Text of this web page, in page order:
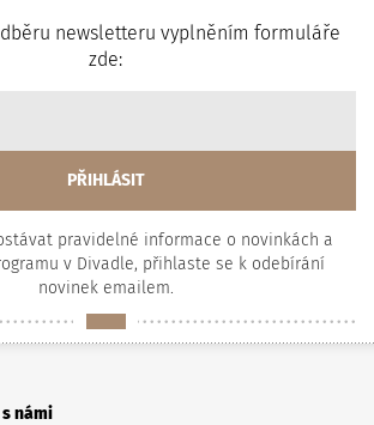
newsletteru vyplněním formuláře
zde:
pravidelné informace o novinkách a
v Divadle, přihlaste se k odebírání
novinek emailem.
námi